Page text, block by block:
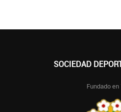
SOCIEDAD
Fundado en